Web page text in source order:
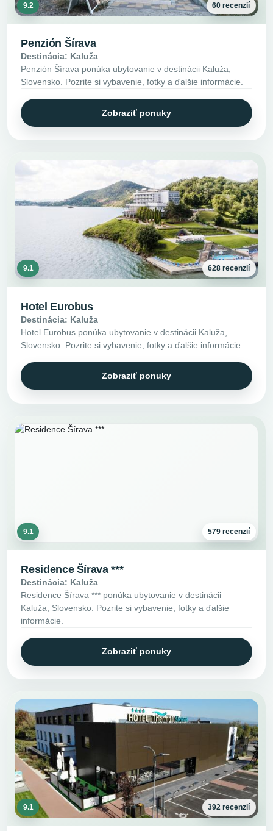
9.2 60 recenzií
Penzión Šírava
Destinácia: Kaluža
Penzión Šírava ponúka ubytovanie v destinácii Kaluža,
Slovensko. Pozrite si vybavenie, fotky a ďalšie informácie.
Zobraziť ponuky
9.1 628 recenzií
Hotel Eurobus
Destinácia: Kaluža
Hotel Eurobus ponúka ubytovanie v destinácii Kaluža,
Slovensko. Pozrite si vybavenie, fotky a ďalšie informácie.
Zobraziť ponuky
9.1 579 recenzií
Residence Šírava ***
Destinácia: Kaluža
Residence Šírava *** ponúka ubytovanie v destinácii
Kaluža, Slovensko. Pozrite si vybavenie, fotky a ďalšie
informácie.
Zobraziť ponuky
9.1 392 recenzií